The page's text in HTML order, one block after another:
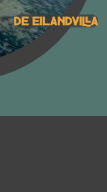
De Eilandvilla